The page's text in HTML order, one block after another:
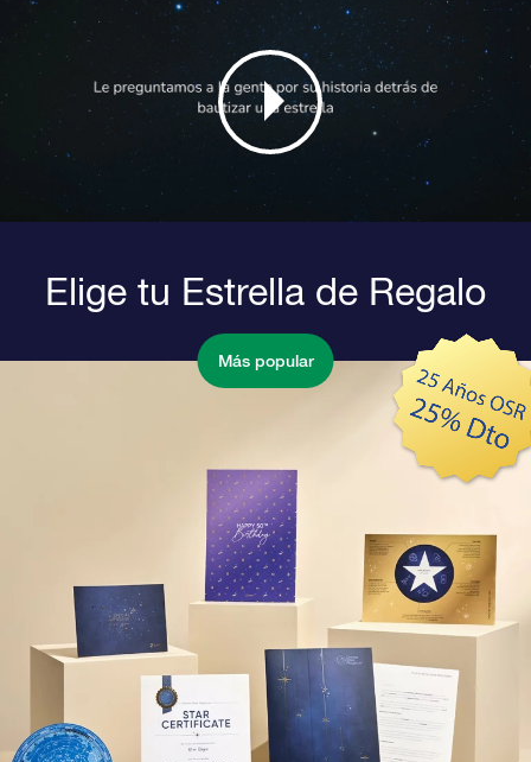
Elige tu Estrella de Regalo
Más popular